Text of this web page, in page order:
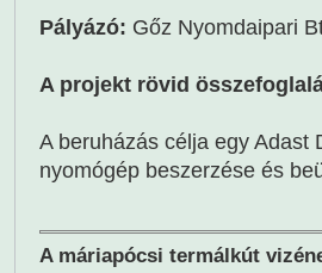
Pályázó: Gőz Nyomdaipari
A projekt rövid
A beruházás célja egy Adast
nyomógép beszerzése és
A máriapócsi termálkút